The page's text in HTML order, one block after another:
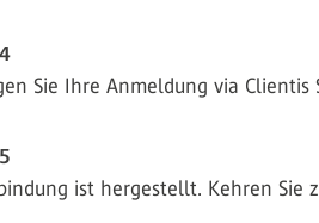
Sie Ihre Anmeldung via Clientis
ist hergestellt. Kehren